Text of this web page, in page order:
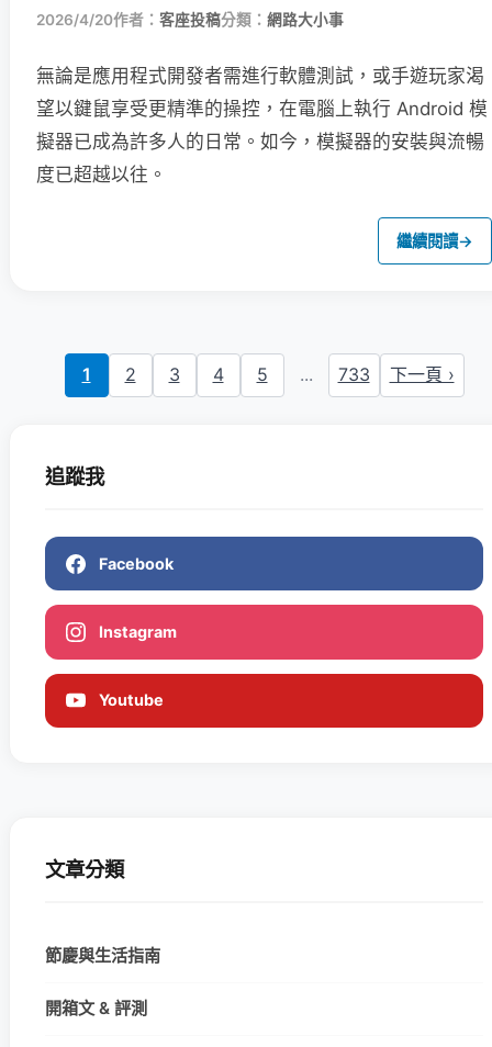
2026/4/20作者： 客座投稿分類： 網路大小事
無論是應用程式開發者需進行軟體測試，或手遊玩家渴
望以鍵鼠享受更精準的操控，在電腦上執行 Android 模
擬器已成為許多人的日常。如今，模擬器的安裝與流暢
度已超越以往。
繼續閱讀→
1 2 3 4 5 ... 733 下一頁 ›
追蹤我
Facebook
Instagram
Youtube
文章分類
節慶與生活指南
開箱文 & 評測